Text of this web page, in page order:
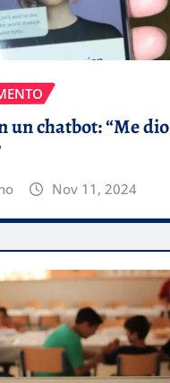
un chatbot: “Me dio
Nov 11, 2024